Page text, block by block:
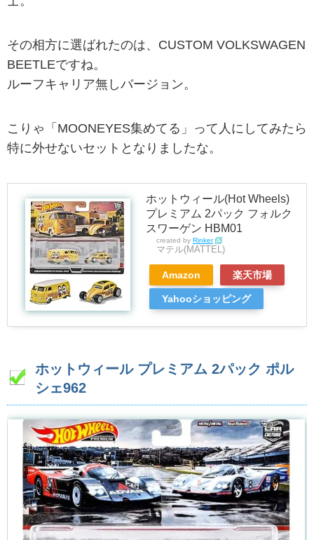
その相方に選ばれたのは、CUSTOM VOLKSWAGEN
BEETLEですね。
ルーフキャリア無しバージョン。
こりゃ「MOONEYES集めてる」って人にしてみたら
特に外せないセットとなりましたな。
ホットウィール(Hot Wheels)
プレミアム 2パック フォルク
スワーゲン HBM01
created by Rinker
マテル(MATTEL)
Amazon 楽天市場
Yahooショッピング
ホットウィール プレミアム 2パック ポル
シェ962